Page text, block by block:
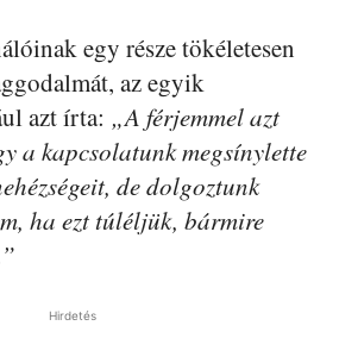
egy része tökéletesen
az egyik
azt írta: „A férjemmel azt
a kapcsolatunk megsínylette
de dolgoztunk
ha ezt túléljük, bármire
Hirdetés